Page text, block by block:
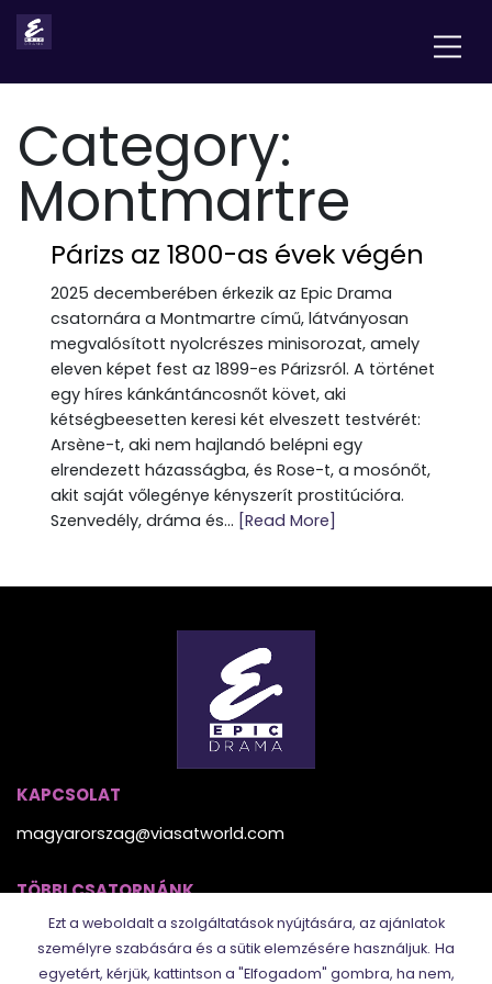
Category:
Montmartre
Párizs az 1800-as évek végén
2025 decemberében érkezik az Epic Drama
csatornára a Montmartre című, látványosan
megvalósított nyolcrészes minisorozat, amely
eleven képet fest az 1899-es Párizsról. A történet
egy híres kánkántáncosnőt követ, aki
kétségbeesetten keresi két elveszett testvérét:
Arsène-t, aki nem hajlandó belépni egy
elrendezett házasságba, és Rose-t, a mosónőt,
akit saját vőlegénye kényszerít prostitúcióra.
Szenvedély, dráma és... [Read More]
KAPCSOLAT
magyarorszag@viasatworld.com
TÖBBI CSATORNÁNK
Ezt a weboldalt a szolgáltatások nyújtására, az ajánlatok
személyre szabására és a sütik elemzésére használjuk. Ha
egyetért, kérjük, kattintson a "Elfogadom" gombra, ha nem,